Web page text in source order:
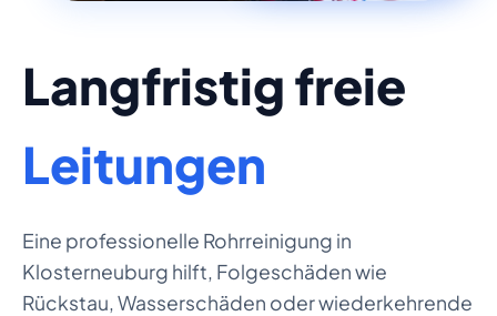
Langfristig freie
Leitungen
Eine professionelle Rohrreinigung in
Klosterneuburg hilft, Folgeschäden wie
Rückstau, Wasserschäden oder wiederkehrende